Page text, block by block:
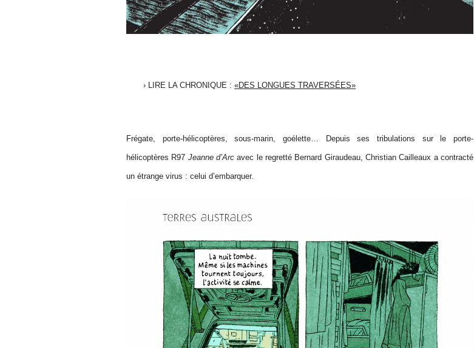
› LIRE LA CHRONIQUE :«DES LONGUES TRAVERSÉES»
Frégate, porte-hélicoptères, sous-marin, goélette… Depuis ses tribulations sur le porte-
hélicoptères R97 Jeanne d’Arc avec le regretté Bernard Giraudeau, Christian Cailleaux a contracté
un étrange virus : celui d’embarquer.